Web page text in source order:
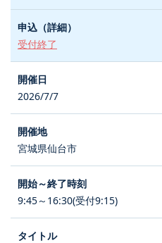
受付終了
2026/7/7
宮城県仙台市
9:45～16:30(受付9:15)